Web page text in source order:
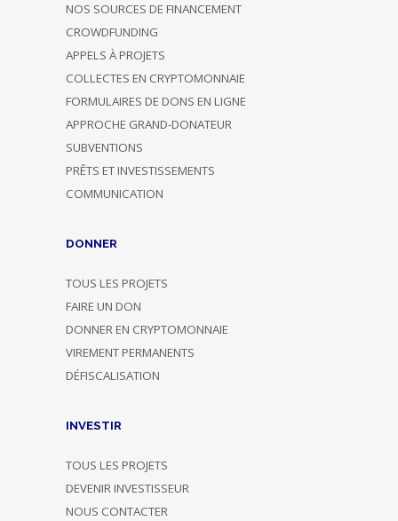
NOS SOURCES DE FINANCEMENT
CROWDFUNDING
APPELS À PROJETS
COLLECTES EN CRYPTOMONNAIE
FORMULAIRES DE DONS EN LIGNE
APPROCHE GRAND-DONATEUR
SUBVENTIONS
PRÊTS ET INVESTISSEMENTS
COMMUNICATION
DONNER
TOUS LES PROJETS
FAIRE UN DON
DONNER EN CRYPTOMONNAIE
VIREMENT PERMANENTS
DÉFISCALISATION
INVESTIR
TOUS LES PROJETS
DEVENIR INVESTISSEUR
NOUS CONTACTER